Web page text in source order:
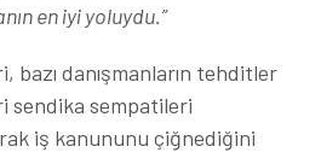
en iyi yoluydu.”
bazı danışmanların tehditler
sendika sempatileri
iş kanununu çiğnediğini